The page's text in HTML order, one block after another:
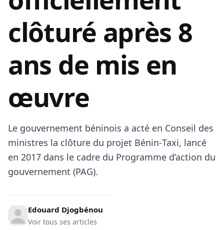
clôturé après 8
ans de mis en
œuvre
Le gouvernement béninois a acté en Conseil des
ministres la clôture du projet Bénin‑Taxi, lancé
en 2017 dans le cadre du Programme d’action du
gouvernement (PAG).
Edouard Djogbénou
Voir tous ses articles